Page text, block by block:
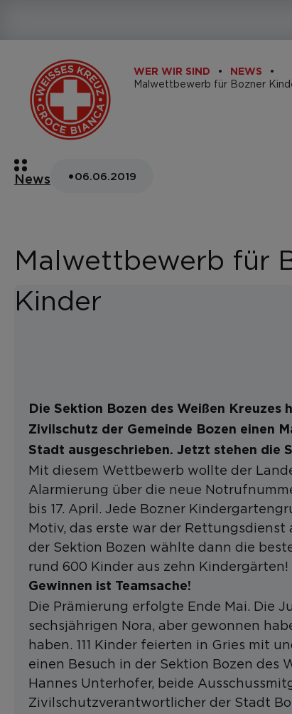
WER WIR SIND NEWS
Malwettbewerb für Bozner
News •06.06.2019
Malwettbewerb für
Kinder
Die Sektion Bozen des Weißen Kreuzes
Zivilschutz der Gemeinde Bozen einen
Stadt ausgeschrieben. Jetzt stehen die
Mit diesem Wettbewerb wollte der
Alarmierung über die neue
bis 17. April. Jede Bozner
Motiv, das erste war der Rettungsdienst
der Sektion Bozen wählte dann die
rund 600 Kinder aus zehn Kindergärten!
Gewinnen ist Teamsache!
Die Prämierung erfolgte Ende Mai. Die
sechsjährigen Nora, aber gewonnen
haben. 111 Kinder feierten in Gries mit
einen Besuch in der Sektion Bozen des
Hannes Unterhofer, beide
Zivilschutzverantwortlicher der Stadt